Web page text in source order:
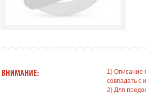
ВНИМАНИЕ:
1) Описание
совпадать с
2) Для